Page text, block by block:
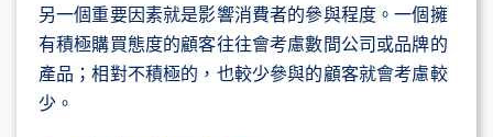
另一個重要因素就是影響消費者的參與程度。一個擁
有積極購買態度的顧客往往會考慮數間公司或品牌的
產品 ；相對不積極的，也較少參與的顧客就會考慮較
少。